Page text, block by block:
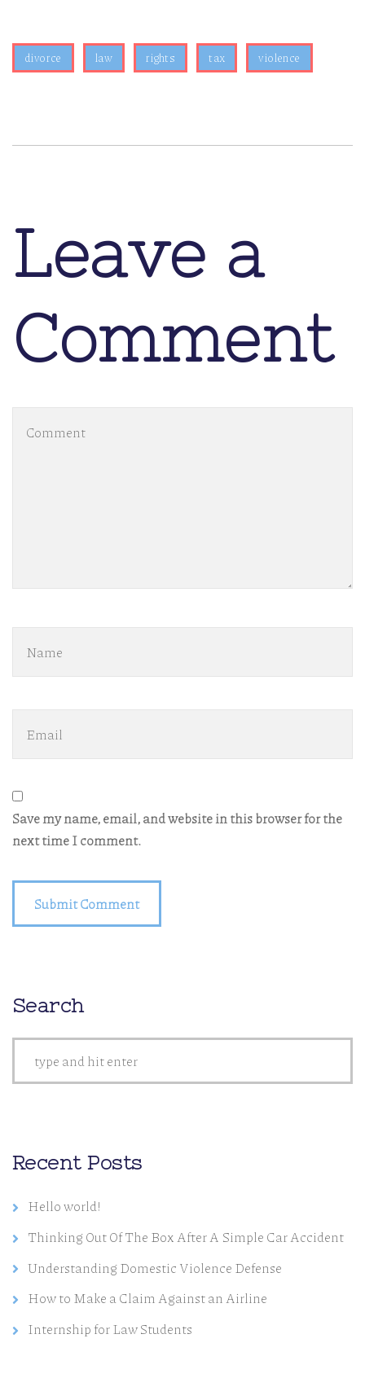
divorce law rights tax violence
Leave a
Comment
Save my name, email, and website in this browser for the
next time I comment.
Search
Recent Posts
Hello world!
Thinking Out Of The Box After A Simple Car Accident
Understanding Domestic Violence Defense
How to Make a Claim Against an Airline
Internship for Law Students